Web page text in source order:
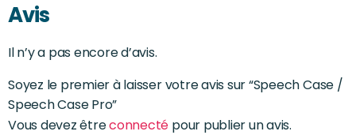
Avis
Il n’y a pas encore d’avis.
Soyez le premier à laisser votre avis sur “Speech Case /
Speech Case Pro”
Vous devez êtreconnecté pour publier un avis.